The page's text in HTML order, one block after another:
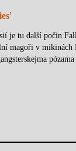
je tu další počin
magoři v